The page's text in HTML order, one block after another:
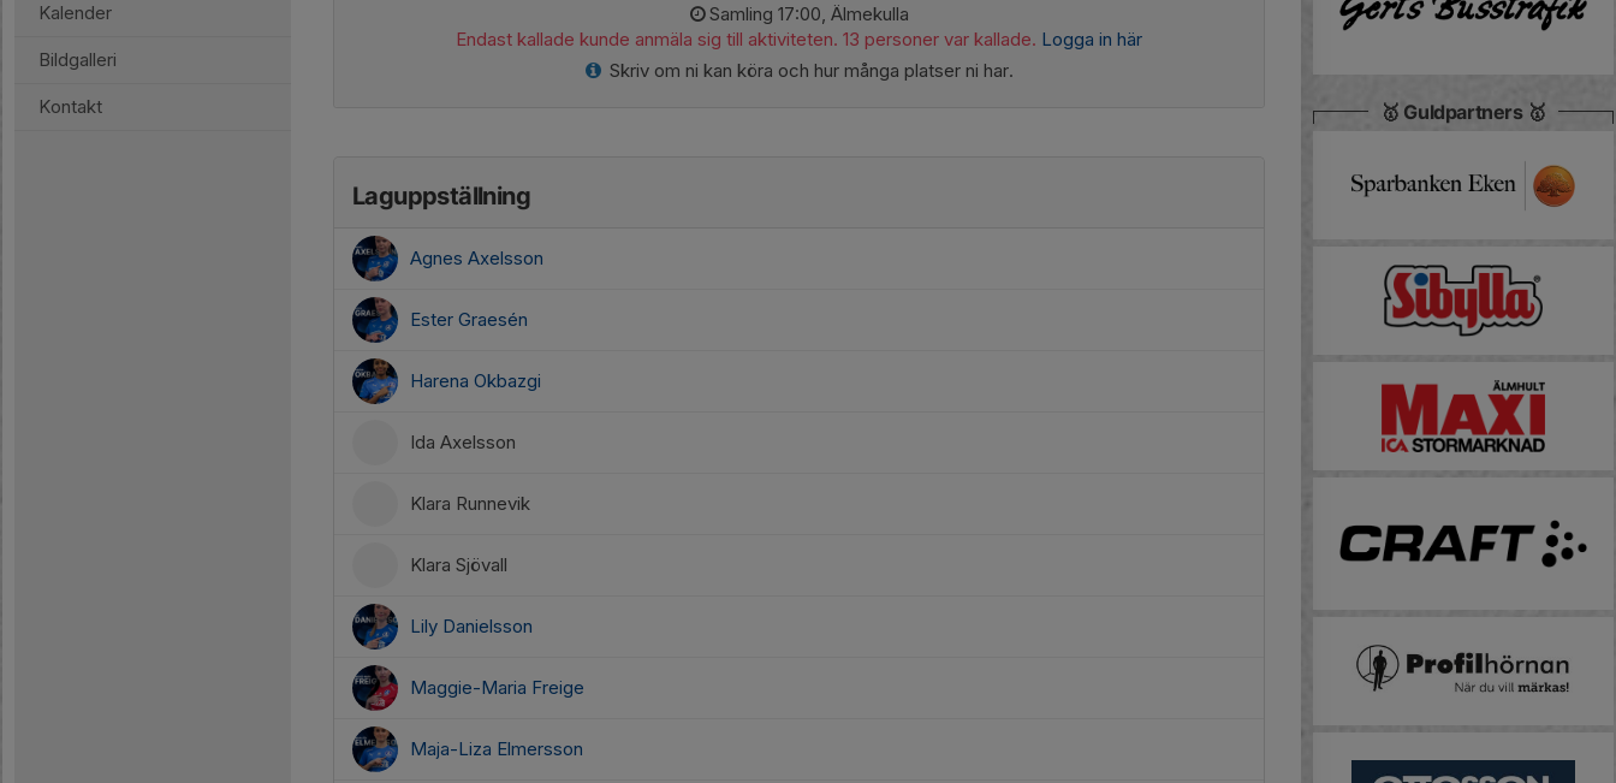
Kalender
Bildgalleri
Kontakt
Samling 17:00, Älmekulla
Endast kallade kunde anmäla sig till aktiviteten. 13 personer var kallade. Logga in här
Skriv om ni kan köra och hur många platser ni har.
Laguppställning
Agnes Axelsson
Ester Graesén
Harena Okbazgi
Ida Axelsson
Klara Runnevik
Klara Sjövall
Lily Danielsson
Maggie-Maria Freige
Maja-Liza Elmersson
🥇 Guldpartners 🥇